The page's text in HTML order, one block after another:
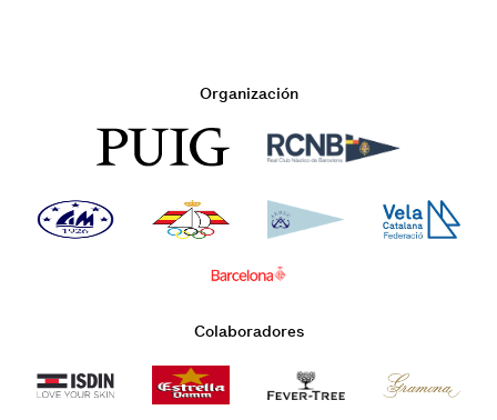
Organización
Colaboradores